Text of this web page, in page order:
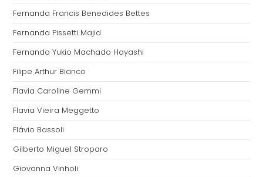
Fernanda Francis Benedides Bettes
Fernanda Pissetti Majid
Fernando Yukio Machado Hayashi
Filipe Arthur Bianco
Flavia Caroline Gemmi
Flavia Vieira Meggetto
Flávio Bassoli
Gilberto Miguel Stroparo
Giovanna Vinholi